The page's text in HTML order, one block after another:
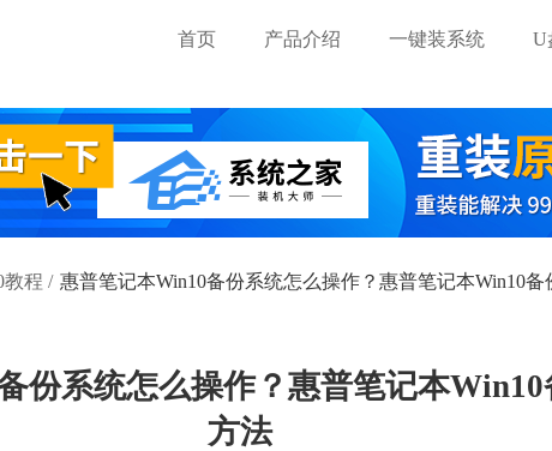
首页 产品介绍 一键装系统 U
教程 / 惠普笔记本Win10备份系统怎么操作？惠普笔记本Win10
份系统怎么操作？惠普笔记本
方法